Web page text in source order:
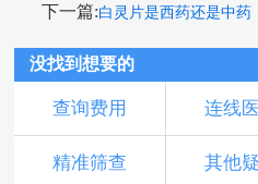
下一篇:白灵片是西药还是中药
没找到想要的
查询费用 连线
精准筛查 其他